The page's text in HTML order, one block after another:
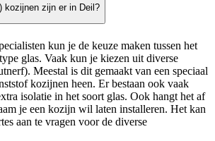
kozijnen zijn er in Deil?
kun je de keuze maken tussen het
glas. Vaak kun je kiezen uit diverse
Meestal is dit gemaakt van een speciaal
kozijnen heen. Er bestaan ook vaak
isolatie in het soort glas. Ook hangt het af
je een kozijn wil laten installeren. Het kan
aan te vragen voor de diverse